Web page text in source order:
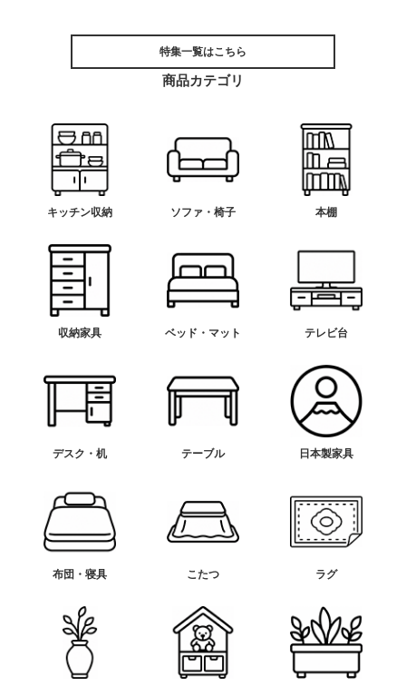
特集一覧はこちら
商品カテゴリ
キッチン収納 ソファ・椅子 本棚
収納家具 ベッド・マット テレビ台
デスク・机 テーブル 日本製家具
布団・寝具 こたつ ラグ